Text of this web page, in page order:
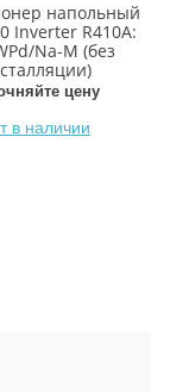
напольный
Inverter R410A:
Na-M (без
цену
в наличии